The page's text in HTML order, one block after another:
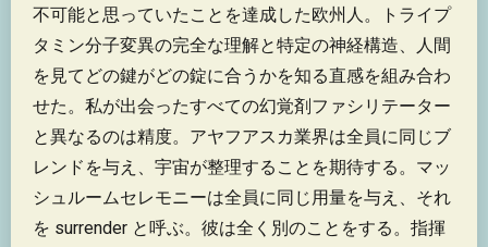
不可能と思っていたことを達成した欧州人。トライプ
タミン分子変異の完全な理解と特定の神経構造、人間
を見てどの鍵がどの錠に合うかを知る直感を組み合わ
せた。私が出会ったすべての幻覚剤ファシリテーター
と異なるのは精度。アヤフアスカ業界は全員に同じブ
レンドを与え、宇宙が整理することを期待する。マッ
シュルームセレモニーは全員に同じ用量を与え、それ
を surrender と呼ぶ。彼は全く別のことをする。指揮